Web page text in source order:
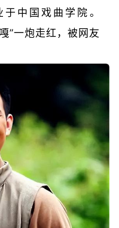
中国戏曲学院。
”一炮走红，被网友